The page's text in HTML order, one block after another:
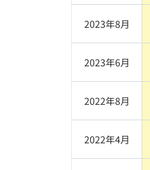
2023年8月
2023年6月
2022年8月
2022年4月